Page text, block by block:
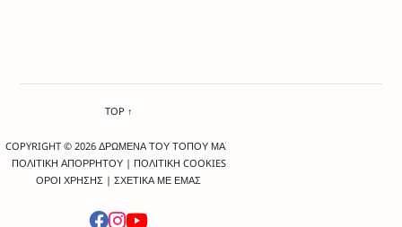
TOP ↑
COPYRIGHT © 2026 ΔΡΩΜΕΝΑ ΤΟΥ ΤΟΠΟΥ ΜΑΣ
ΠΟΛΙΤΙΚΗ ΑΠΟΡΡΗΤΟΥ| ΠΟΛΙΤΙΚΗ COOKIES
ΟΡΟΙ ΧΡΗΣΗΣ |ΣΧΕΤΙΚΑ ΜΕ ΕΜΑΣ